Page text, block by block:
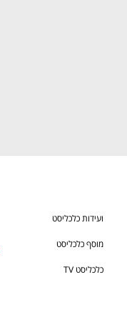
ועידות כלכליסט
מוסף כלכליסט
כלכליסט TV